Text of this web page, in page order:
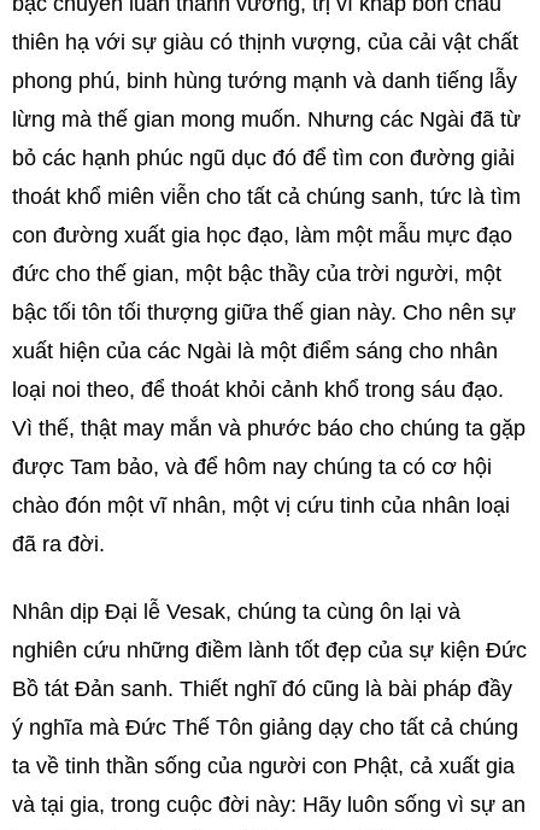
thiên hạ với sự giàu có thịnh vượng, của cải vật chất
phong phú, binh hùng tướng mạnh và danh tiếng lẫy
lừng mà thế gian mong muốn. Nhưng các Ngài đã từ
bỏ các hạnh phúc ngũ dục đó để tìm con đường giải
thoát khổ miên viễn cho tất cả chúng sanh, tức là tìm
con đường xuất gia học đạo, làm một mẫu mực đạo
đức cho thế gian, một bậc thầy của trời người, một
bậc tối tôn tối thượng giữa thế gian này. Cho nên sự
xuất hiện của các Ngài là một điểm sáng cho nhân
loại noi theo, để thoát khỏi cảnh khổ trong sáu đạo.
Vì thế, thật may mắn và phước báo cho chúng ta gặp
được Tam bảo, và để hôm nay chúng ta có cơ hội
chào đón một vĩ nhân, một vị cứu tinh của nhân loại
đã ra đời.
Nhân dịp Đại lễ Vesak, chúng ta cùng ôn lại và
nghiên cứu những điềm lành tốt đẹp của sự kiện Đức
Bồ tát Đản sanh. Thiết nghĩ đó cũng là bài pháp đầy
ý nghĩa mà Đức Thế Tôn giảng dạy cho tất cả chúng
ta về tinh thần sống của người con Phật, cả xuất gia
và tại gia, trong cuộc đời này: Hãy luôn sống vì sự an